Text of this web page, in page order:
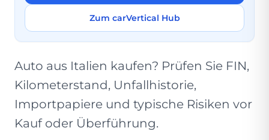
Zum carVertical Hub
Auto aus Italien kaufen? Prüfen Sie FIN,
Kilometerstand, Unfallhistorie,
Importpapiere und typische Risiken vor
Kauf oder Überführung.